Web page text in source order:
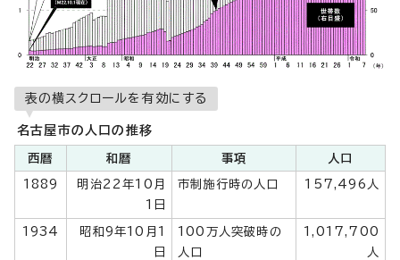
表の横スクロールを有効にする
名古屋市の人口の推移
西暦 和暦 事項 人口
1889
明治22年10月
1日
市制施行時の人口 157,496人
1934
昭和9年10月1
日
100万人突破時の
人口
1,017,700
人